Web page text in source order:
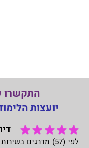
התקשרו עכשיו
יועצות
לפי (57) מדרגים בשירות Google My Business.